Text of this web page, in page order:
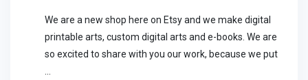
We are a new shop here on Etsy and we make digital
printable arts, custom digital arts and e-books. We are
so excited to share with you our work, because we put